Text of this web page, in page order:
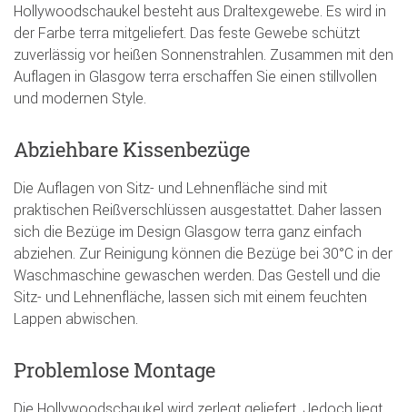
Hollywoodschaukel besteht aus Draltexgewebe. Es wird in
der Farbe terra mitgeliefert. Das feste Gewebe schützt
zuverlässig vor heißen Sonnenstrahlen. Zusammen mit den
Auflagen in Glasgow terra erschaffen Sie einen stillvollen
und modernen Style.
Abziehbare Kissenbezüge
Die Auflagen von Sitz- und Lehnenfläche sind mit
praktischen Reißverschlüssen ausgestattet. Daher lassen
sich die Bezüge im Design Glasgow terra ganz einfach
abziehen. Zur Reinigung können die Bezüge bei 30°C in der
Waschmaschine gewaschen werden. Das Gestell und die
Sitz- und Lehnenfläche, lassen sich mit einem feuchten
Lappen abwischen.
Problemlose Montage